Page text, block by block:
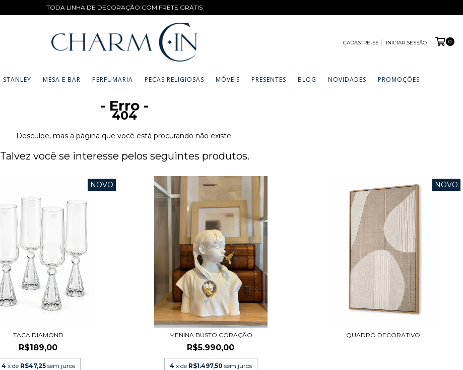
TODA LINHA DE DECORAÇÃO COM FRETE GRÁTIS
CADASTRE-SE INICIAR SESSÃO 0
STANLEY MESA E BAR PERFUMARIA PEÇAS RELIGIOSAS MÓVEIS PRESENTES BLOG NOVIDADES PROMOÇÕES
- Erro -
404
Desculpe, mas a página que você está procurando não existe.
Talvez você se interesse pelos seguintes produtos.
NOVO
TAÇA DIAMOND
R$189,00
4 x de R$47,25 sem juros
MENINA BUSTO CORAÇÃO
R$5.990,00
4 x de R$1.497,50 sem juros
NOVO
QUADRO DECORATIVO